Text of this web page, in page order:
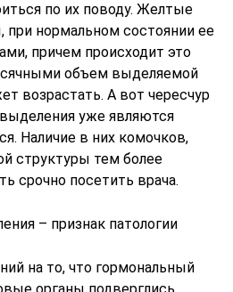
по их поводу. Желтые
нормальном состоянии ее
причем происходит это
объем выделяемой
возрастать. А вот чересчур
уже являются
Наличие в них комочков,
структуры тем более
срочно посетить врача.
– признак патологии
на то, что гормональный